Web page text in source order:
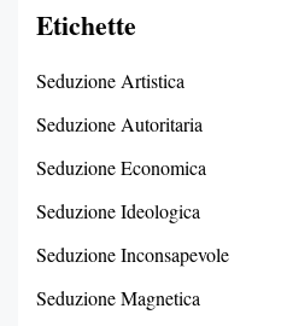
Etichette
Seduzione Artistica
Seduzione Autoritaria
Seduzione Economica
Seduzione Ideologica
Seduzione Inconsapevole
Seduzione Magnetica